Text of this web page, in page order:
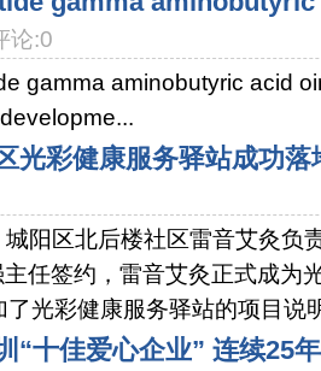
论:0
gamma aminobutyric acid
光彩健康服务驿站成功落
阳区北后楼社区雷音艾灸负
任签约，雷音艾灸正式成为
光彩健康服务驿站的项目说
“十佳爱心企业” 连续25